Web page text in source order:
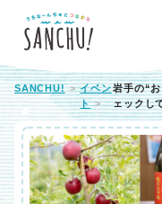
SANCHU!
イベン
ト
岩手の“
ェックし